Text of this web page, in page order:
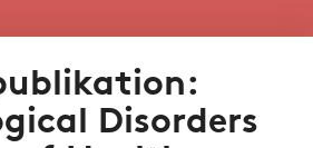
Disorders